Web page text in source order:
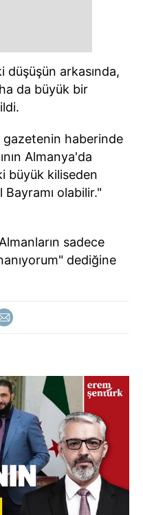
düşüşün arkasında,
da büyük bir
gazetenin haberinde
Almanya'da
büyük kiliseden
olabilir."
sadece
dediğine